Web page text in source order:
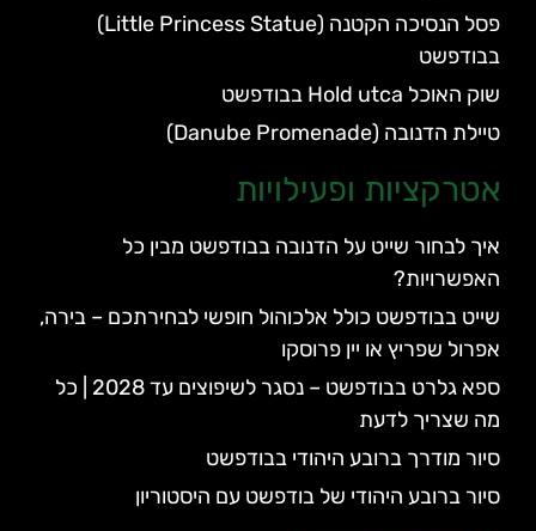
פסל הנסיכה הקטנה (Little Princess Statue)
בבודפשט
שוק האוכל Hold utca בבודפשט
טיילת הדנובה (Danube Promenade)
אטרקציות ופעילויות
איך לבחור שייט על הדנובה בבודפשט מבין כל
האפשרויות?
שייט בבודפשט כולל אלכוהול חופשי לבחירתכם – בירה,
אפרול שפריץ או יין פרוסקו
ספא גלרט בבודפשט – נסגר לשיפוצים עד 2028 | כל
מה שצריך לדעת
סיור מודרך ברובע היהודי בבודפשט
סיור ברובע היהודי של בודפשט עם היסטוריון